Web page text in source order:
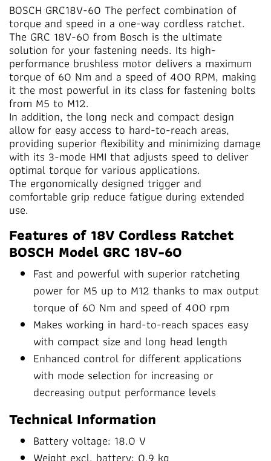
BOSCH GRC18V-60 The perfect combination of
torque and speed in a one-way cordless ratchet.
The GRC 18V-60 from Bosch is the ultimate
solution for your fastening needs. Its high-
performance brushless motor delivers a maximum
torque of 60 Nm and a speed of 400 RPM, making
it the most powerful in its class for fastening bolts
from M5 to M12.
In addition, the long neck and compact design
allow for easy access to hard-to-reach areas,
providing superior flexibility and minimizing damage
with its 3-mode HMI that adjusts speed to deliver
optimal torque for various applications.
The ergonomically designed trigger and
comfortable grip reduce fatigue during extended
use.
Features of 18V Cordless Ratchet
BOSCH Model GRC 18V-60
Fast and powerful with superior ratcheting
power for M5 up to M12 thanks to max output
torque of 60 Nm and speed of 400 rpm
Makes working in hard-to-reach spaces easy
with compact size and long head length
Enhanced control for different applications
with mode selection for increasing or
decreasing output performance levels
Technical Information
Battery voltage: 18.0 V